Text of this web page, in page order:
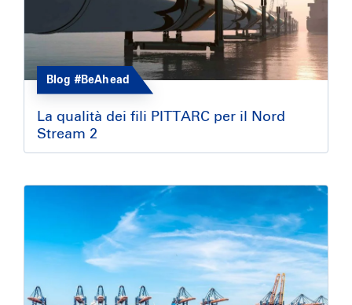
Blog #BeAhead
La qualità dei fili PITTARC per il Nord
Stream 2